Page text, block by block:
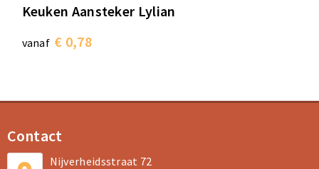
Keuken Aansteker Lylian
vanaf € 0,78
Contact
Nijverheidsstraat 72